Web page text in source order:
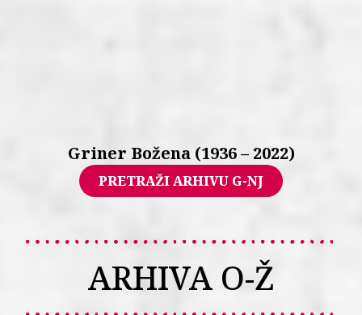
Griner Božena (1936 – 2022)
PRETRAŽI ARHIVU G-NJ
ARHIVA O-Ž